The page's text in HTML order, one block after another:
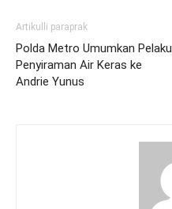
Artikulli paraprak
Polda Metro Umumkan Pelaku
Penyiraman Air Keras ke
Andrie Yunus